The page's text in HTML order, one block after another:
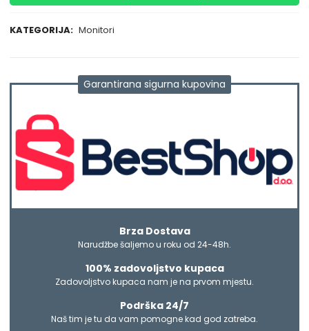
KATEGORIJA: Monitori
Garantirana sigurna kupovina
Brza Dostava
Narudžbe šaljemo u roku od 24-48h.
100% zadovoljstvo kupaca
Zadovoljstvo kupaca nam je na prvom mjestu.
Podrška 24/7
Naš tim je tu da vam pomogne kad god zatreba.